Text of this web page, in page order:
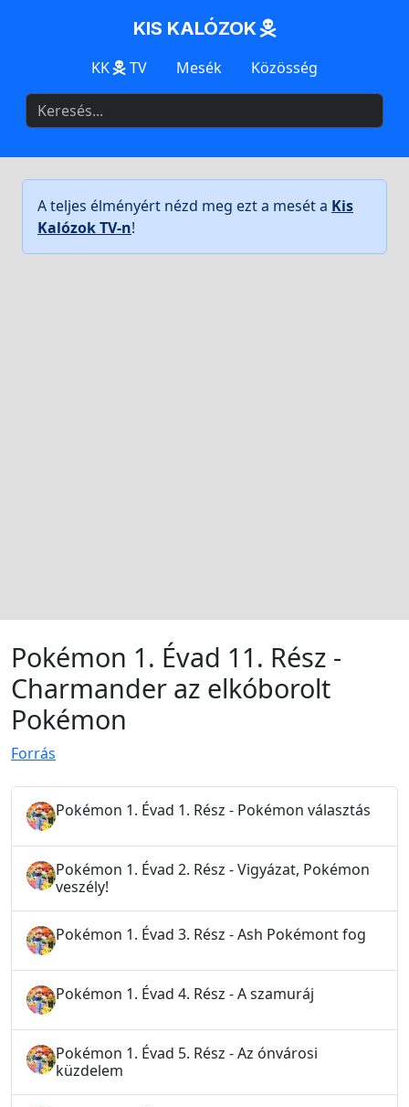
KIS KALÓZOK
KK TV Mesék Közösség
A teljes élményért nézd meg ezt a mesét a Kis
Kalózok TV-n!
Pokémon 1. Évad 11. Rész -
Charmander az elkóborolt
Pokémon
Forrás
Pokémon 1. Évad 1. Rész - Pokémon választás
Pokémon 1. Évad 2. Rész - Vigyázat, Pokémon
veszély!
Pokémon 1. Évad 3. Rész - Ash Pokémont fog
Pokémon 1. Évad 4. Rész - A szamuráj
Pokémon 1. Évad 5. Rész - Az ónvárosi
küzdelem